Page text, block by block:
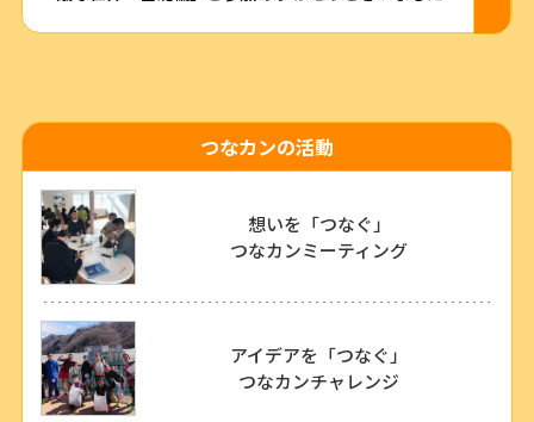
つなカンの活動
想いを「つなぐ」
つなカンミーティング
アイデアを「つなぐ」
つなカンチャレンジ